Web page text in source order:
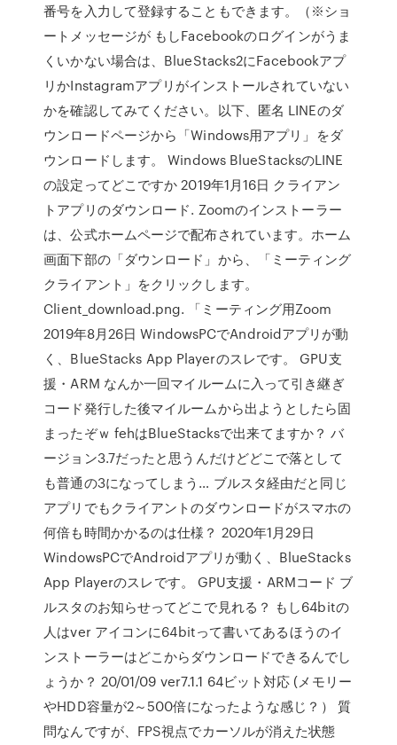
番号を入力して登録することもできます。（※ショ
ートメッセージが もしFacebookのログインがうま
くいかない場合は、BlueStacks2にFacebookアプ
リかInstagramアプリがインストールされていない
かを確認してみてください。以下、匿名 LINEのダ
ウンロードページから「Windows用アプリ」をダ
ウンロードします。 Windows BlueStacksのLINE
の設定ってどこですか 2019年1月16日 クライアン
トアプリのダウンロード. Zoomのインストーラー
は、公式ホームページで配布されています。ホーム
画面下部の「ダウンロード」から、「ミーティング
クライアント」をクリックします。
Client_download.png. 「ミーティング用Zoom
2019年8月26日 WindowsPCでAndroidアプリが動
く、BlueStacks App Playerのスレです。 GPU支
援・ARM なんか一回マイルームに入って引き継ぎ
コード発行した後マイルームから出ようとしたら固
まったぞｗ fehはBlueStacksで出来てますか？ バ
ージョン3.7だったと思うんだけどどこで落として
も普通の3になってしまう… ブルスタ経由だと同じ
アプリでもクライアントのダウンロードがスマホの
何倍も時間かかるのは仕様？ 2020年1月29日
WindowsPCでAndroidアプリが動く、BlueStacks
App Playerのスレです。 GPU支援・ARMコード ブ
ルスタのお知らせってどこで見れる？ もし64bitの
人はver アイコンに64bitって書いてあるほうのイ
ンストーラーはどこからダウンロードできるんでし
ょうか？ 20/01/09 ver7.1.1 64ビット対応 (メモリー
やHDD容量が2～500倍になったような感じ？） 質
問なんですが、FPS視点でカーソルが消えた状態